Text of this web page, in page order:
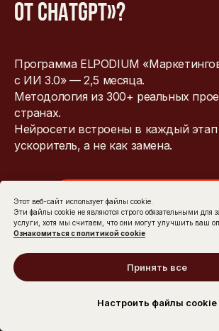
от ChatGPT»?
Программа ELPODIUM
с ИИ 3.0» — 2,5 месяца.
Методология из 300+ реальных
странах.
Нейросети встроены в каждый
ускоритель, а не как замена.
Записаться на
Этот веб-сайт использует файлы cookie.
Эти файлы cookie не являются строго обязательными для
услуги, хотя мы считаем, что они могут улучшить ваш
Ознакомиться с политикой cookie
Принять все
Настроить файлы cookie